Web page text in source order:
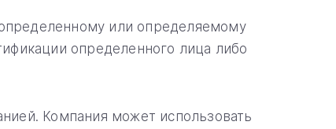
или определяемому
определенного лица либо
Компания может использовать